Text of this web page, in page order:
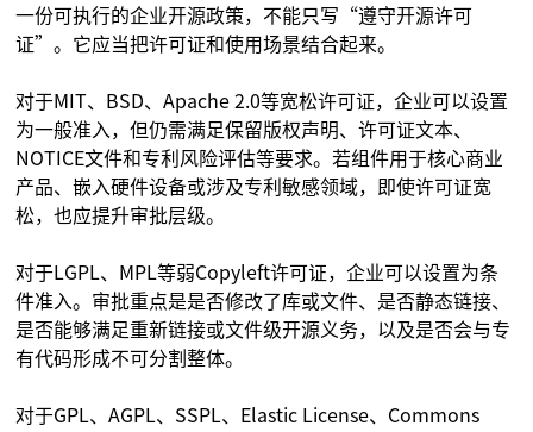
一份可执行的企业开源政策，不能只写“遵守开源许可
证”。它应当把许可证和使用场景结合起来。
对于MIT、BSD、Apache 2.0等宽松许可证，企业可以设置
为一般准入，但仍需满足保留版权声明、许可证文本、
NOTICE文件和专利风险评估等要求。若组件用于核心商业
产品、嵌入硬件设备或涉及专利敏感领域，即使许可证宽
松，也应提升审批层级。
对于LGPL、MPL等弱Copyleft许可证，企业可以设置为条
件准入。审批重点是是否修改了库或文件、是否静态链接、
是否能够满足重新链接或文件级开源义务，以及是否会与专
有代码形成不可分割整体。
对于GPL、AGPL、SSPL、Elastic License、Commons